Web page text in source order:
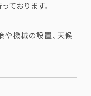
ております。
機械の設置、天候